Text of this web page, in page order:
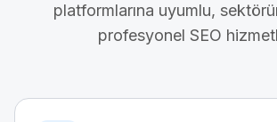
platformlarına uyumlu,
profesyonel SEO